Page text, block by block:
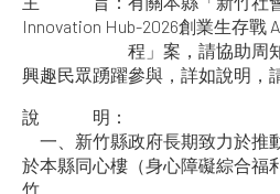
Innovation Hub-2026創業生存戰
程」案，請協助周知並
興趣民眾踴躍參與，詳如說明，
說 明：
一、新竹縣政府長期致力於推
於本縣同心樓（身心障礙綜合福
竹